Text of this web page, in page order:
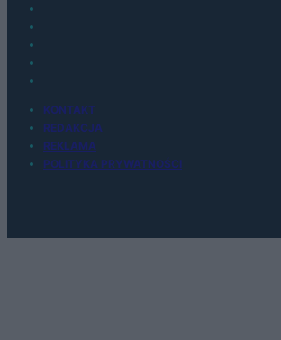
KONTAKT
REDAKCJA
REKLAMA
POLITYKA PRYWATNOŚCI